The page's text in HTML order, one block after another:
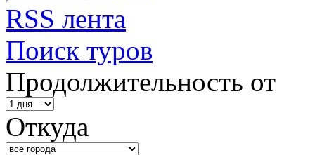
RSS лента
Поиск туров
Продолжительность от
Откуда